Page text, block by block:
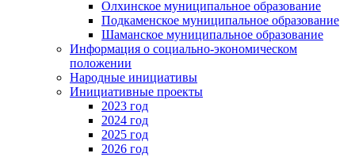
Олхинское муниципальное образование
Подкаменское муниципальное образование
Шаманское муниципальное образование
Информация о социально-экономическом
положении
Народные инициативы
Инициативные проекты
2023 год
2024 год
2025 год
2026 год